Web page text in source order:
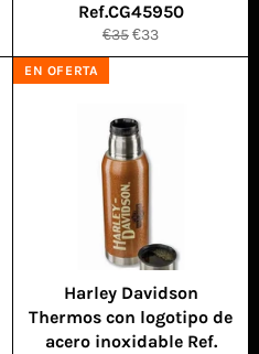
Ref.CG45950
Precio
habitual
€35Precio
de
€33
Harley Davidson
Thermos con logotipo de
acero inoxidable Ref.
EN OFERTA